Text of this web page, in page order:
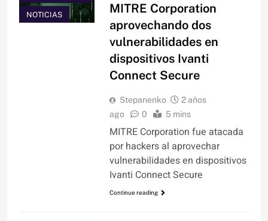
NOTICIAS
MITRE Corporation
aprovechando dos
vulnerabilidades en
dispositivos Ivanti
Connect Secure
Stepanenko
2 años
ago
0 5 mins
MITRE Corporation fue atacada
por hackers al aprovechar
vulnerabilidades en dispositivos
Ivanti Connect Secure
Continue reading